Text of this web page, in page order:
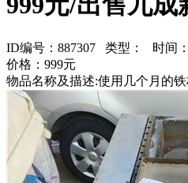
ID编号：887307 类型： 时间
价格：999元
物品名称及描述:使用几个月的